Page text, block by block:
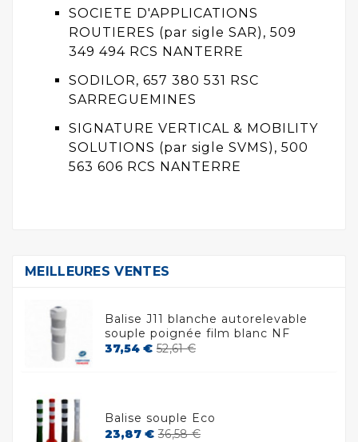
SOCIETE D'APPLICATIONS
ROUTIERES (par sigle SAR), 509
349 494 RCS NANTERRE
SODILOR, 657 380 531 RSC
SARREGUEMINES
SIGNATURE VERTICAL & MOBILITY
SOLUTIONS (par sigle SVMS), 500
563 606 RCS NANTERRE
MEILLEURES VENTES
Balise J11 blanche autorelevable
souple poignée film blanc NF
37,54 € 52,61 €
Balise souple Eco
23,87 € 36,58 €